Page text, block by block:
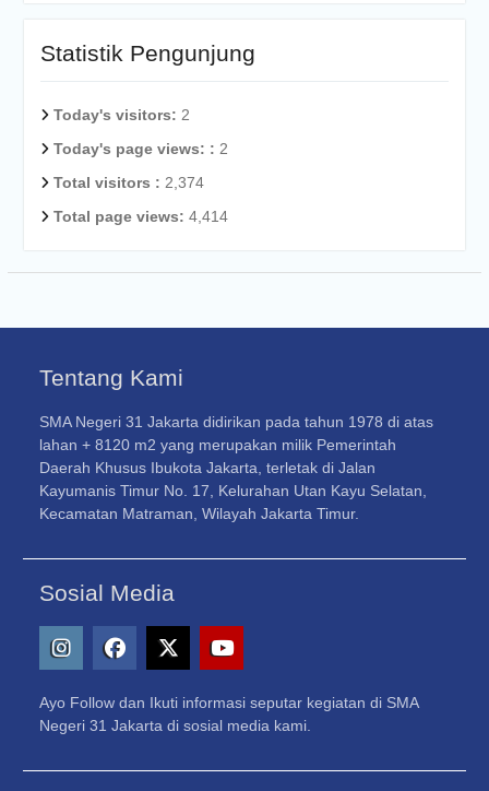
Statistik Pengunjung
Today's visitors: 2
Today's page views: : 2
Total visitors : 2,374
Total page views: 4,414
Tentang Kami
SMA Negeri 31 Jakarta didirikan pada tahun 1978 di atas
lahan + 8120 m2 yang merupakan milik Pemerintah
Daerah Khusus Ibukota Jakarta, terletak di Jalan
Kayumanis Timur No. 17, Kelurahan Utan Kayu Selatan,
Kecamatan Matraman, Wilayah Jakarta Timur.
Sosial Media
–
Twitter
Ayo Follow dan Ikuti informasi seputar kegiatan di SMA
Negeri 31 Jakarta di sosial media kami.